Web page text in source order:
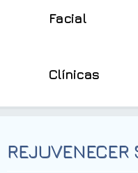
Facial
Clínicas
REJUVENECER